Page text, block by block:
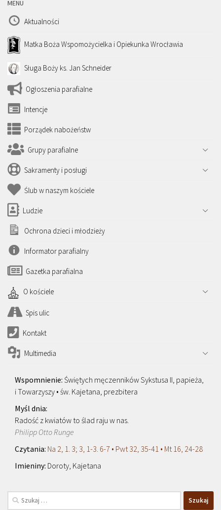
MENU
Aktualności
Matka Boża Wspomożycielka i Opiekunka Wrocławia
Sługa Boży ks. Jan Schneider
Ogłoszenia parafialne
Intencje
Porządek nabożeństw
Grupy parafialne
Sakramenty i posługi
Ślub w naszym kościele
Ludzie
Ochrona dzieci i młodzieży
Informator parafialny
Gazetka parafialna
O kościele
Spis ulic
Kontakt
Multimedia
Świętych męczenników Sykstusa II, papieża,
i Towarzyszy • św. Kajetana, prezbitera
Radość z kwiatów to ślad raju w nas.
Philipp Otto Runge
Na 2, 1. 3; 3, 1-3. 6-7 • Pwt 32, 35-41 • Mt 16, 24-28
Doroty, Kajetana
Szukaj: